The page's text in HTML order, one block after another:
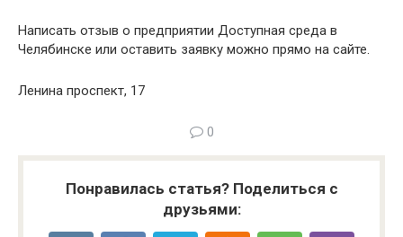
Написать отзыв о предприятии Доступная среда в
Челябинске или оставить заявку можно прямо на сайте.
Ленина проспект, 17
0
Понравилась статья? Поделиться с
друзьями: